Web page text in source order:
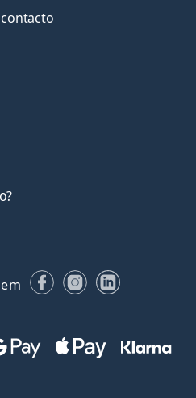
FacebookInstagram
LinkedIn